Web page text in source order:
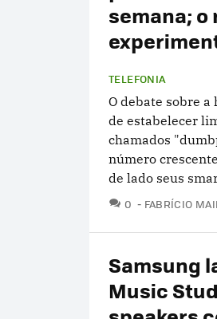
semana;
TELEFONIA
O debate sobre
de estabelecer
chamados
número
de lado seus
0 COMENTÁRIOS
FABRÍCIO
Samsung
Music